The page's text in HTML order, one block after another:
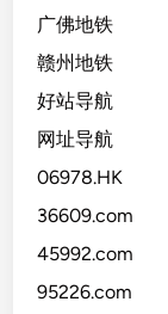
广佛地铁
赣州地铁
好站导航
网址导航
06978.HK
36609.com
45992.com
95226.com